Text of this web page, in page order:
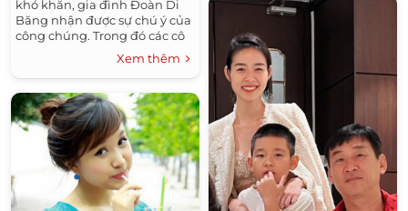
khó khăn, gia đình Đoàn Di
Băng nhận được sự chú ý của
công chúng. Trong đó các cô
con gái của nữ đại gia quận 7
cũng liên tục chiếm...
Xem thêm